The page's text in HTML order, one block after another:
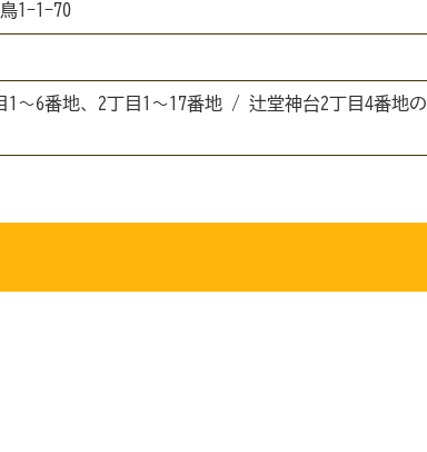
1-1-70
～6番地、2丁目1～17番地 / 辻堂神台2丁目4番地の